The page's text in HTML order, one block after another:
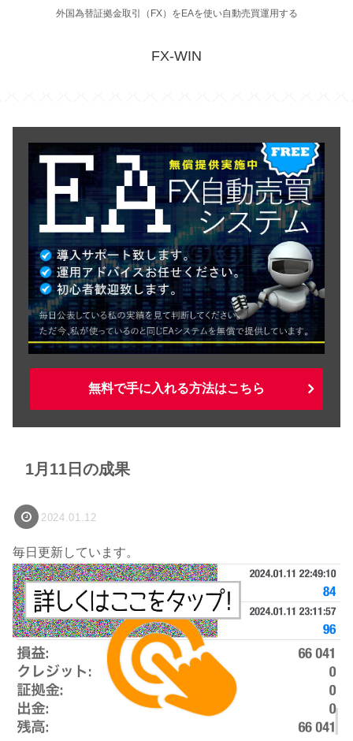
外国為替証拠金取引（FX）をEAを使い自動売買運用する
FX-WIN
無料で手に入れる方法はこちら
1月11日の成果
2024.01.12
毎日更新しています。